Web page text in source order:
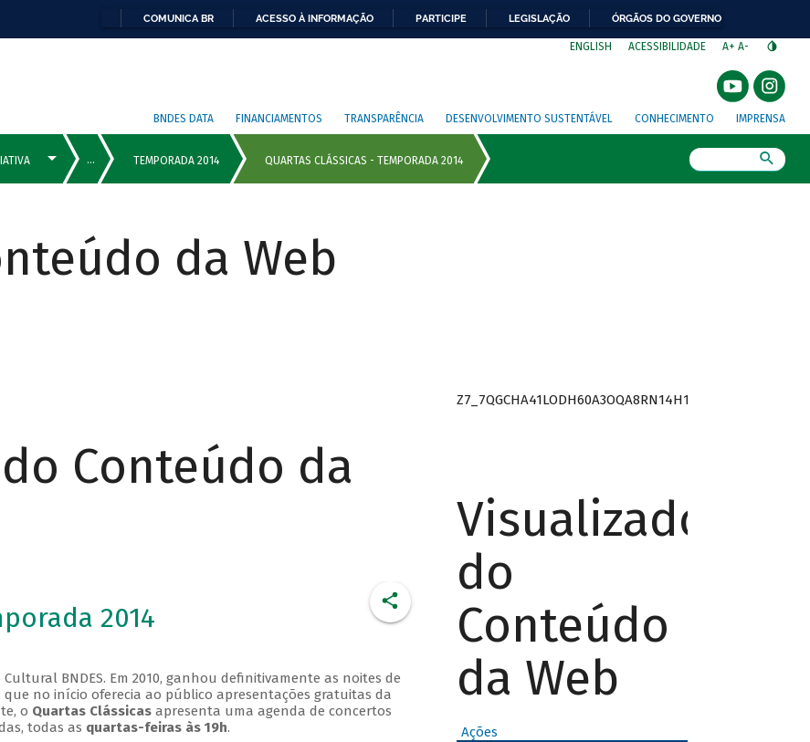
COMUNICA BR ACESSO À INFORMAÇÃO PARTICIPE LEGISLAÇÃO ÓRGÃOS DO GOVERNO
ENGLISH ACESSIBILIDADE A+ A-
BNDES DATA FINANCIAMENTOS TRANSPARÊNCIA DESENVOLVIMENTO SUSTENTÁVEL CONHECIMENTO IMPRENSA
da Web
Conteúdo da
2014
BNDES. Em 2010, ganhou definitivamente as noites de
que no início oferecia ao público apresentações gratuitas da
o Quartas Clássicasapresenta uma agenda de concertos
todas as quartas-feiras às 19h.
Z7_7QGCHA41LODH60A3OQA8RN14H1
Visualizador
do
Conteúdo
da Web
Ações